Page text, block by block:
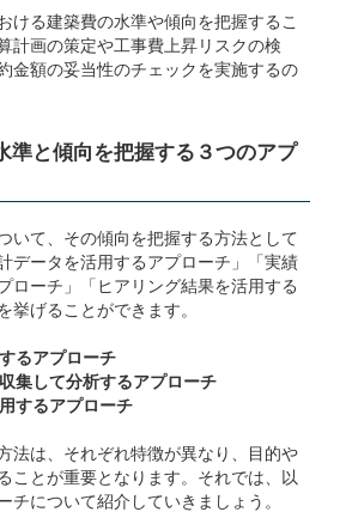
ける建築費の水準や傾向を把握するこ
計画の策定や工事費上昇リスクの検
金額の妥当性のチェックを実施するの
準と傾向を把握する３つのアプ
いて、その傾向を把握する方法として
データを活用するアプローチ」「実績
ローチ」「ヒアリング結果を活用する
挙げることができます。
るアプローチ
集して分析するアプローチ
するアプローチ
法は、それぞれ特徴が異なり、目的や
ことが重要となります。それでは、以
チについて紹介していきましょう。